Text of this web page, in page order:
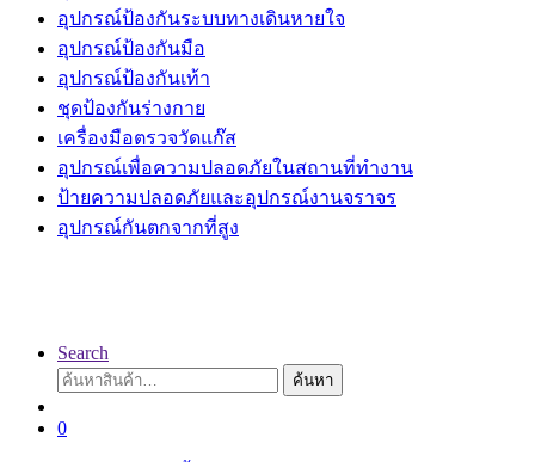
อุปกรณ์ป้องกันระบบทางเดินหายใจ
อุปกรณ์ป้องกันมือ
อุปกรณ์ป้องกันเท้า
ชุดป้องกันร่างกาย
เครื่องมือตรวจวัดแก๊ส
อุปกรณ์เพื่อความปลอดภัยในสถานที่ทำงาน
ป้ายความปลอดภัยและอุปกรณ์งานจราจร
อุปกรณ์กันตกจากที่สูง
Search
ค้นหา:
ค้นหา
0